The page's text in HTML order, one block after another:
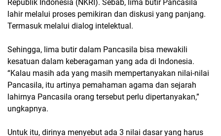
Republik Indonesia (NKRI). Sebab, lima butir Pancasila
lahir melalui proses pemikiran dan diskusi yang panjang.
Termasuk melalui dialog intelektual.
Sehingga, lima butir dalam Pancasila bisa mewakili
kesatuan dalam keberagaman yang ada di Indonesia.
“Kalau masih ada yang masih mempertanyakan nilai-nilai
Pancasila, itu artinya pemahaman agama dan sejarah
lahirnya Pancasila orang tersebut perlu dipertanyakan,”
ungkapnya.
Untuk itu, dirinya menyebut ada 3 nilai dasar yang harus